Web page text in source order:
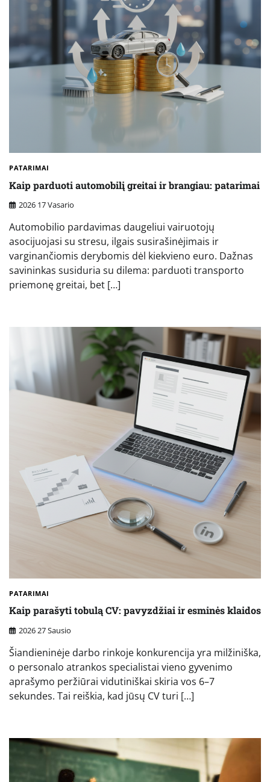
PATARIMAI
Kaip parduoti automobilį greitai ir brangiau: patarimai
2026 17 Vasario
Automobilio pardavimas daugeliui vairuotojų
asocijuojasi su stresu, ilgais susirašinėjimais ir
varginančiomis derybomis dėl kiekvieno euro. Dažnas
savininkas susiduria su dilema: parduoti transporto
priemonę greitai, bet […]
PATARIMAI
Kaip parašyti tobulą CV: pavyzdžiai ir esminės klaidos
2026 27 Sausio
Šiandieninėje darbo rinkoje konkurencija yra milžiniška,
o personalo atrankos specialistai vieno gyvenimo
aprašymo peržiūrai vidutiniškai skiria vos 6–7
sekundes. Tai reiškia, kad jūsų CV turi […]